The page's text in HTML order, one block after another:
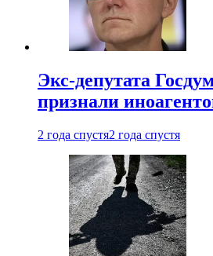
Экс-депутата
признали
2 года спустя2 года спустя